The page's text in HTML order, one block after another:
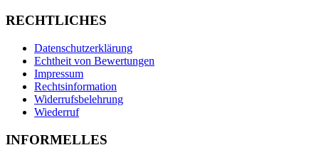
RECHTLICHES
Datenschutzerklärung
Echtheit von Bewertungen
Impressum
Rechtsinformation
Widerrufsbelehrung
Wiederruf
INFORMELLES